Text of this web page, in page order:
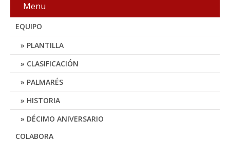
Menu
EQUIPO
PLANTILLA
CLASIFICACIÓN
PALMARÉS
HISTORIA
DÉCIMO ANIVERSARIO
COLABORA